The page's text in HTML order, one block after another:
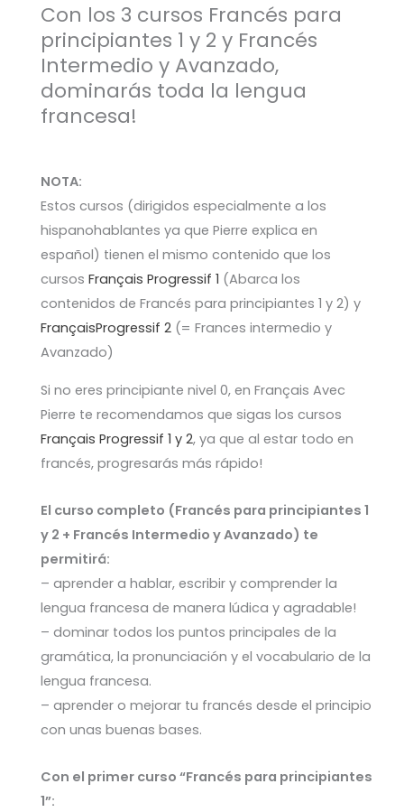
Con los 3 cursos Francés para
principiantes 1 y 2 y Francés
Intermedio y Avanzado,
dominarás toda la lengua
francesa!
NOTA:
Estos cursos (dirigidos especialmente a los
hispanohablantes ya que Pierre explica en
español) tienen el mismo contenido que los
cursosFrançais Progressif 1 (Abarca los
contenidos de Francés para principiantes 1 y 2) y
FrançaisProgressif 2 (= Frances intermedio y
Avanzado)
Si no eres principiante nivel 0, en Français Avec
Pierre te recomendamos que sigas los cursos
Français Progressif 1 y 2, ya que al estar todo en
francés, progresarás más rápido!
El curso completo (Francés para principiantes 1
y 2 + Francés Intermedio y Avanzado) te
permitirá:
– aprender a hablar, escribir y comprender la
lengua francesa de manera lúdica y agradable!
– dominar todos los puntos principales de la
gramática, la pronunciación y el vocabulario de la
lengua francesa.
– aprender o mejorar tu francés desde el principio
con unas buenas bases.
Con el primer curso “Francés para principiantes
1”: